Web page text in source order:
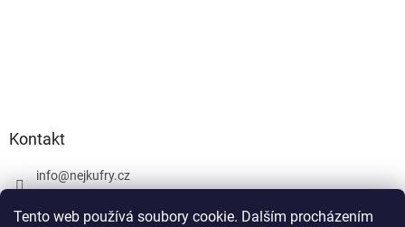
Tento web používá soubory cookie. Dalším procházením
Kontakt
info@nejkufry.cz